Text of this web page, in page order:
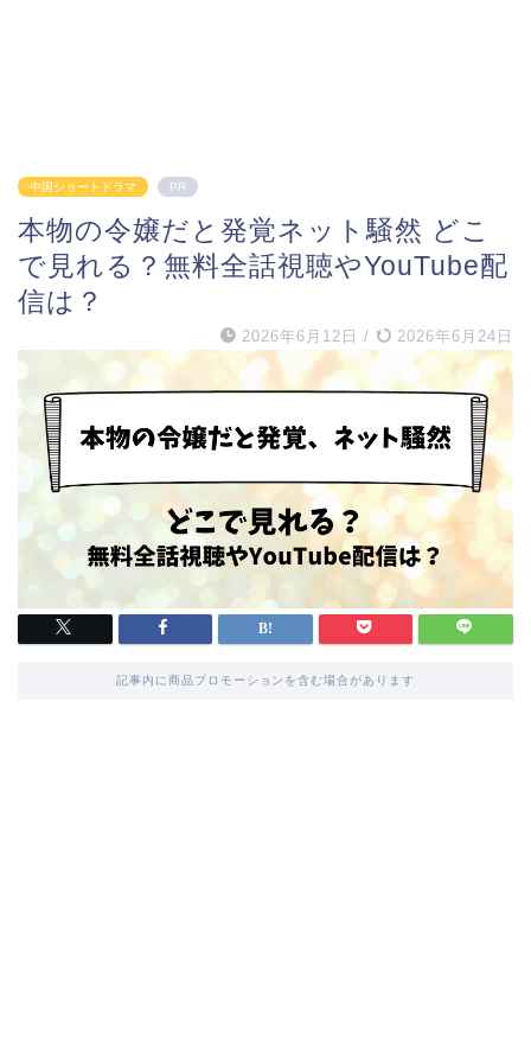
中国ショートドラマ PR
本物の令嬢だと発覚ネット騒然 どこ
で見れる？無料全話視聴やYouTube配
信は？
2026年6月12日 / 2026年6月24日
記事内に商品プロモーションを含む場合があります